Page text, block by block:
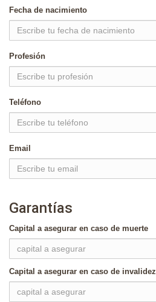
Fecha de nacimiento
Profesión
Teléfono
Email
Garantías
Capital a asegurar en caso de muerte
Capital a asegurar en caso de invalidez